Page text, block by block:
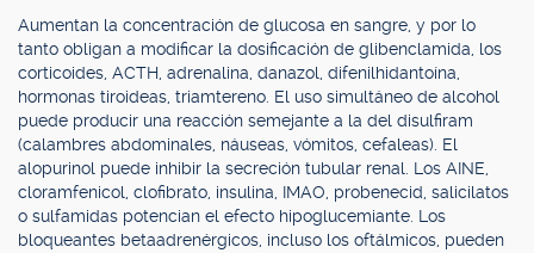
Aumentan la concentración de glucosa en sangre, y por lo
tanto obligan a modificar la dosificación de glibenclamida, los
corticoides, ACTH, adrenalina, danazol, difenilhidantoína,
hormonas tiroideas, triamtereno. El uso simultáneo de alcohol
puede producir una reacción semejante a la del disulfiram
(calambres abdominales, náuseas, vómitos, cefaleas). El
alopurinol puede inhibir la secreción tubular renal. Los AINE,
cloramfenicol, clofibrato, insulina, IMAO, probenecid, salicilatos
o sulfamidas potencian el efecto hipoglucemiante. Los
bloqueantes betaadrenérgicos, incluso los oftálmicos, pueden